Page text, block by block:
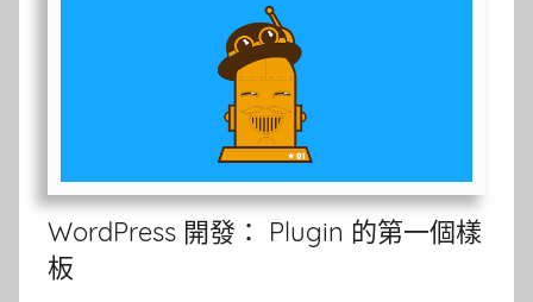
WordPress 開發： Plugin 的第一個樣
板